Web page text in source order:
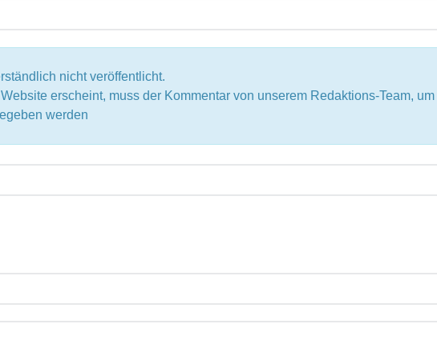
nicht veröffentlicht.
erscheint, muss der Kommentar von unserem Redaktions-Team,
werden